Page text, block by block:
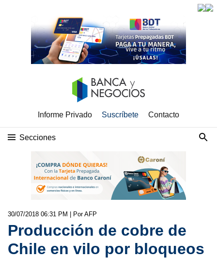
Informe Privado Suscríbete Contacto
Secciones
30/07/2018 06:31 PM | Por AFP
Producción de cobre de
Chile en vilo por bloqueos